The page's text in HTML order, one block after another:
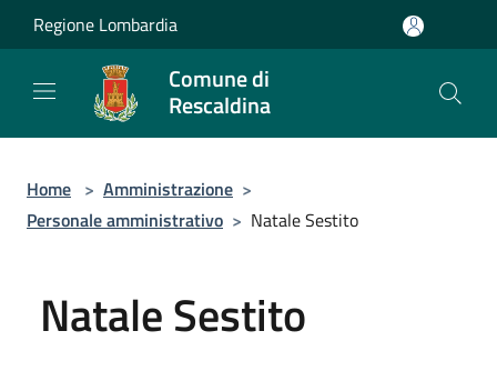
Salta al contenuto principale
Regione Lombardia
Comune di
Rescaldina
Home > Amministrazione >
Personale amministrativo > Natale Sestito
Natale Sestito